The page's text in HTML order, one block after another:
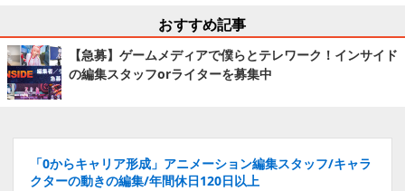
おすすめ記事
【急募】ゲームメディアで僕らとテレワーク！インサイド
の編集スタッフorライターを募集中
「0からキャリア形成」アニメーション編集スタッフ/キャラ
クターの動きの編集/年間休日120日以上